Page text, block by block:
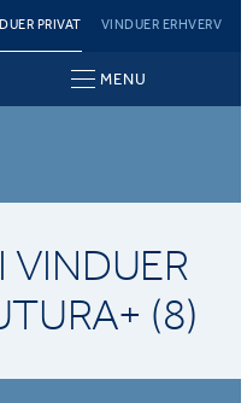
PRIVAT VINDUER ERHVERV
MENU
VINDUER
(8)